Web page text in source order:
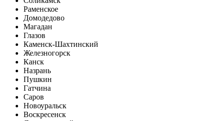
Раменское
Домодедово
Магадан
Глазов
Каменск-Шахтинский
Железногорск
Канск
Назрань
Пушкин
Гатчина
Саров
Новоуральск
Воскресенск